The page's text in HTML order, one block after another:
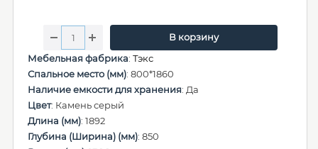
В корзину
Мебельная фабрика: Тэкс
Спальное место (мм): 800*1860
Наличие емкости для хранения: Да
Цвет: Камень серый
Длина (мм): 1892
Глубина (Ширина) (мм): 850